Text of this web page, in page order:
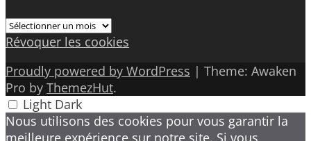
Archives
Révoquer les cookies
Proudly powered by WordPress | Theme: Awaken
Pro by ThemezHut.
Light Dark
Nous utilisons des cookies pour vous garantir la